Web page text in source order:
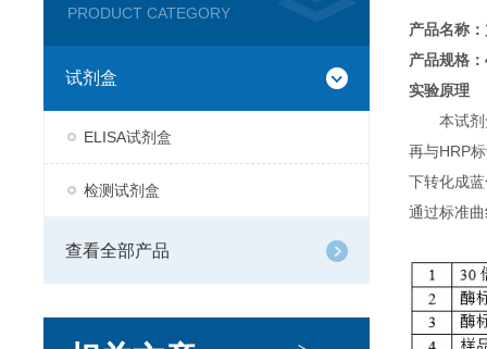
PRODUCT CATEGORY
试剂盒
ELISA试剂盒
检测试剂盒
查看全部产品
产品名称：
产品规格
实验原理
本试
再与HRP
下转化成
通过标准